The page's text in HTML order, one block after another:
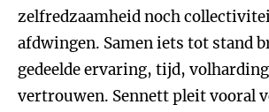
zelfredzaamheid noch
afdwingen. Samen iets tot stand
gedeelde ervaring, tijd,
vertrouwen. Sennett pleit vooral